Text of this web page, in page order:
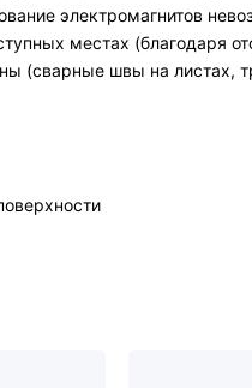
электромагнитов
местах (благодаря
(сварные швы на листах,